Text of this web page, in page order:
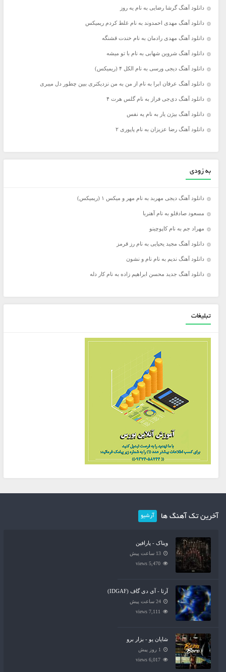
دانلود آهنگ گرشا رضایی به نام یه روز
دانلود آهنگ مهدی احمدوند به نام غلط کردم ریمیکس
دانلود آهنگ مهدی رادمان به نام خندت قشنگه
دانلود آهنگ شروین شهابی به نام با تو میشه
دانلود آهنگ دیجی ورسی به نام الکل ۴ (ریمیکس)
دانلود آهنگ عرفان ابرا به نام از من به من نزدیکتری ببین چطور دل میبری
دانلود آهنگ دی‌جی فراز به نام گلس هرت ۴
دانلود آهنگ بیژن یار به نام یه نفس
دانلود آهنگ رضا عزیزان به نام پاپوری ۲
به زودی
دانلود آهنگ دیجی مهربد به نام مهر و میکس ۱ (ریمیکس)
مسعود صادقلو به نام آهنربا
مهراد جم به نام کاپوچینو
دانلود آهنگ مجید یحیایی به نام رز قرمز
دانلود آهنگ ندیم به نام نام و نشون
دانلود آهنگ جدید محسن ابراهیم زاده به نام کار دله
تبلیغات
آخرین تک آهنگ ها آرشیو
ویناک - پارافین
13 ساعت پیش
5,470 views
آرتا - آی دی گاف (IDGAF)
24 ساعت پیش
7,111 views
شایان یو - بزار برو
1 روز پیش
6,017 views